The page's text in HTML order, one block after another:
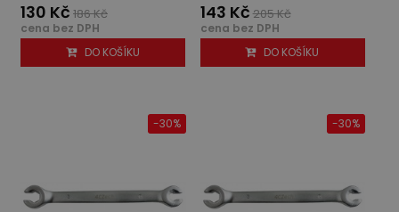
130 Kč 186 Kč
cena bez DPH
DO KOŠÍKU
143 Kč 205 Kč
cena bez DPH
DO KOŠÍKU
-30% -30%